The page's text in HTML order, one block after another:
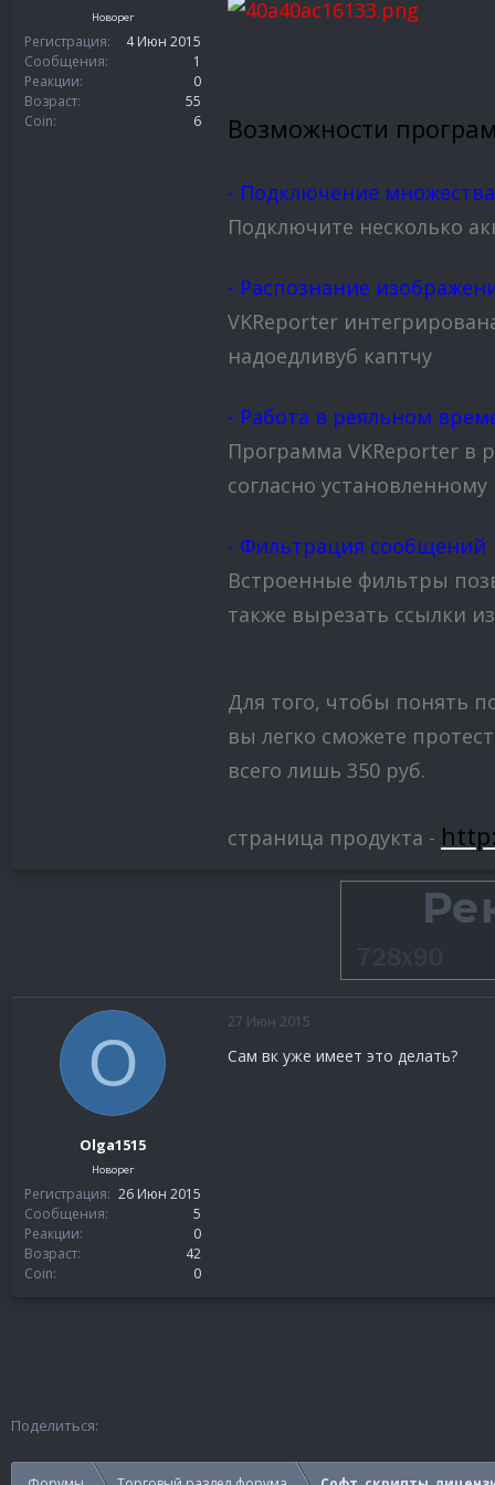
Новорег
Регистрация
4 Июн 2015
Сообщения
1
Реакции
0
Возраст
55
Coin
6 Возможности
- Подключение
Подключите несколько
- Распознание
VKReporter
надоедливуб каптчу
- Работа в реяльном
Программа VKReporter в
согласно
- Фильтрация сообщений
Встроенные фильтры
также вырезать ссылки
Для того, чтобы понять
вы легко сможете
всего лишь 350 руб.
страница продукта -
O
Olga1515
Новорег
Регистрация
26 Июн 2015
Сообщения
5
Реакции
0
Возраст
42
Coin
0
27 Июн 2015
Сам вк уже имеет это делать?
Поделиться: